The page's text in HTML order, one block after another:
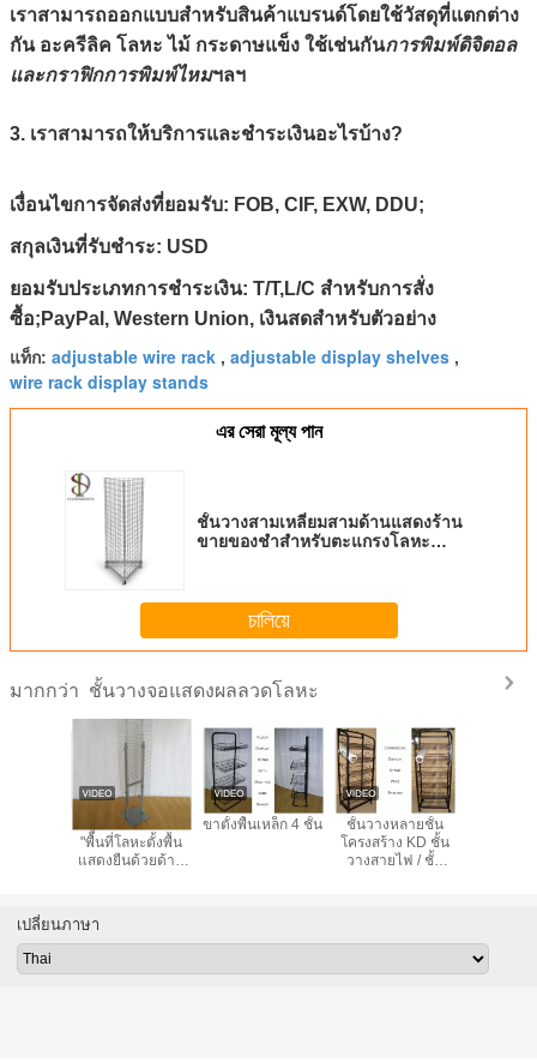
เราสามารถออกแบบสำหรับสินค้าแบรนด์โดยใช้วัสดุที่แตกต่าง
กัน อะครีลิค โลหะ ไม้ กระดาษแข็ง ใช้เช่นกันการพิมพ์ดิจิตอล
และกราฟิกการพิมพ์ไหมฯลฯ
3. เราสามารถให้บริการและชำระเงินอะไรบ้าง?
เงื่อนไขการจัดส่งที่ยอมรับ: FOB, CIF, EXW, DDU;
สกุลเงินที่รับชำระ: USD
ยอมรับประเภทการชำระเงิน: T/T,L/C สำหรับการสั่ง
ซื้อ;PayPal, Western Union, เงินสดสำหรับตัวอย่าง
แท็ก: adjustable wire rack , adjustable display shelves ,
wire rack display stands
এর সেরা মূল্য পান
ชั้นวางสามเหลี่ยมสามด้านแสดงร้าน
ขายของชำสำหรับตะแกรงโลหะ
চালিয়ে
มากกว่า ชั้นวางจอแสดงผลลวดโลหะ
ชั้นวางจอแสดงผล
ลวดโลหะ Inro 6
ชั้นวางพร้อมชั้น
ชั้นวางลวดโลหะ
KD ชั้นวางลวด
โลหะ 6 ด้านพร้อม
โครงท่อเหล็ก
เปลี่ยนภาษา